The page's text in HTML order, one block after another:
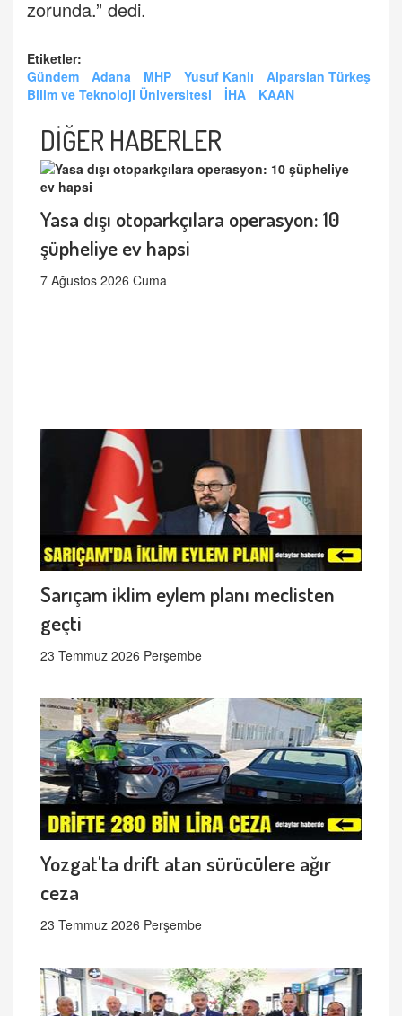
zorunda.” dedi.
Etiketler:
Gündem
Adana MHP Yusuf Kanlı
Alparslan Türkeş
Bilim ve Teknoloji Üniversitesi
İHA KAAN
DİĞER HABERLER
Yasa dışı otoparkçılara operasyon: 10
şüpheliye ev hapsi
7 Ağustos 2026 Cuma
Sarıçam iklim eylem planı meclisten
geçti
23 Temmuz 2026 Perşembe
Yozgat'ta drift atan sürücülere ağır
ceza
23 Temmuz 2026 Perşembe